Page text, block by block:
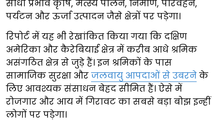
सीधा प्रभाव कृषि, मत्स्य पालन, निर्माण, परिवहन,
पर्यटन और ऊर्जा उत्पादन जैसे क्षेत्रों पर पड़ेगा।
रिपोर्ट में यह भी रेखांकित किया गया कि दक्षिण
अमेरिका और कैरेबियाई क्षेत्र में करीब आधे श्रमिक
असंगठित क्षेत्र से जुड़े हैं। इन श्रमिकों के पास
सामाजिक सुरक्षा और जलवायु आपदाओं से उबरने के
लिए आवश्यक संसाधन बेहद सीमित हैं। ऐसे में
रोजगार और आय में गिरावट का सबसे बड़ा बोझ इन्हीं
लोगों पर पड़ेगा।